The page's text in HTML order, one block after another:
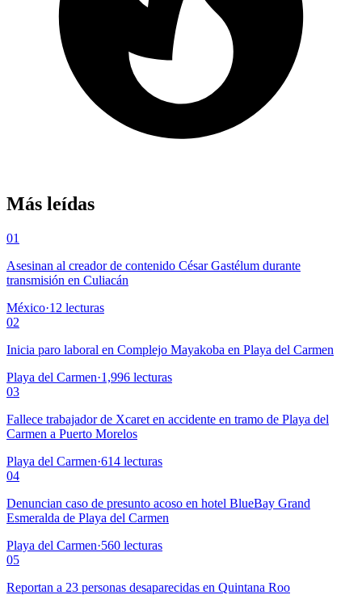
Más leídas
01
Asesinan al creador de contenido César Gastélum durante
transmisión en Culiacán
México·12 lecturas
02
Inicia paro laboral en Complejo Mayakoba en Playa del Carmen
Playa del Carmen·1,996 lecturas
03
Fallece trabajador de Xcaret en accidente en tramo de Playa del
Carmen a Puerto Morelos
Playa del Carmen·614 lecturas
04
Denuncian caso de presunto acoso en hotel BlueBay Grand
Esmeralda de Playa del Carmen
Playa del Carmen·560 lecturas
05
Reportan a 23 personas desaparecidas en Quintana Roo